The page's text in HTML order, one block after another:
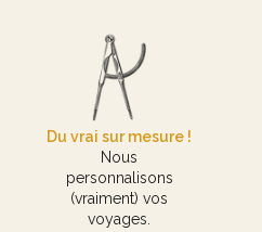
Du vrai sur mesure !
Nous
personnalisons
(vraiment) vos
voyages.